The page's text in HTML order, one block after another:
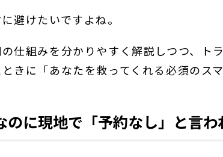
避けたいですよね。
仕組みを分かりやすく解説しつつ、ト
きに「あなたを救ってくれる必須のス
のに現地で「予約なし」と言わ